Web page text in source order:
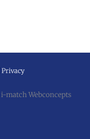
Privacy
i-match Webconcepts